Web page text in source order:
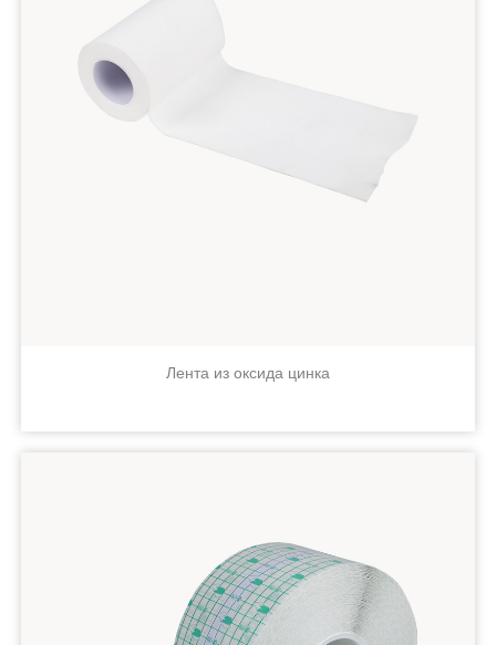
Лента из оксида цинка